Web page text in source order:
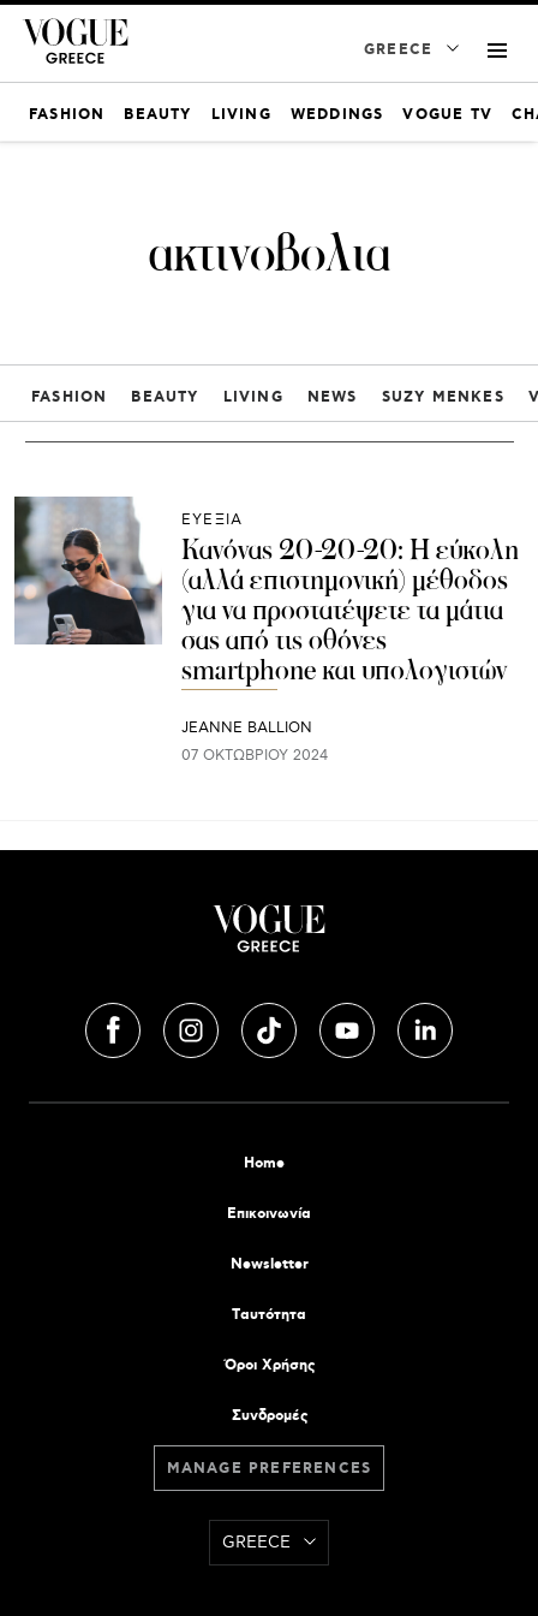
GREECE
FASHION BEAUTY LIVING WEDDINGS VOGUE TV
ακτινοβολια
FASHION BEAUTY LIVING NEWS SUZY MENKES
ΕΥΕΞΙΑ
Κανόνας 20-20-20: Η εύκολη
(αλλά επιστημονική) μέθοδος
για να προστατέψετε τα μάτια
σας από τις οθόνες
smartphone και υπολογιστών
JEANNE BALLION
07 ΟΚΤΩΒΡΊΟΥ 2024
Home
Επικοινωνία
Newsletter
Tαυτότητα
Όροι Χρήσης
Συνδρομές
MANAGE PREFERENCES
GREECE